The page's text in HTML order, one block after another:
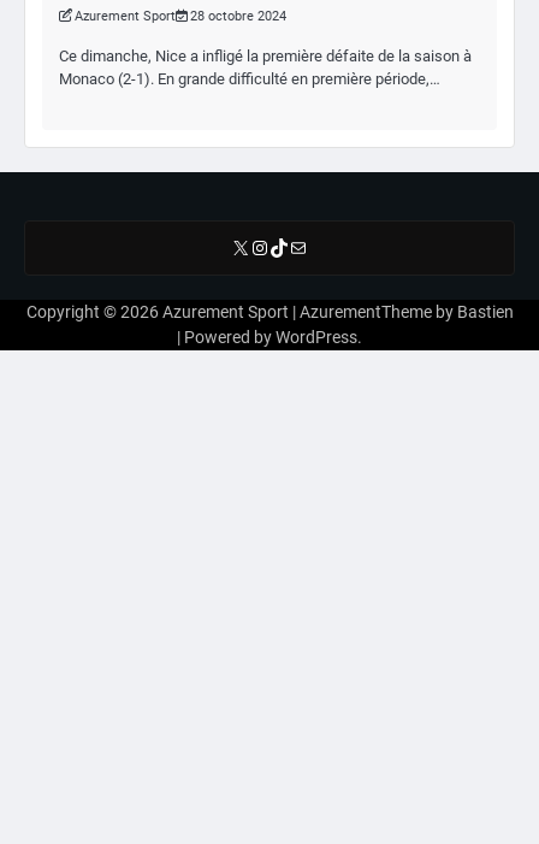
Azurement Sport 28 octobre 2024
Ce dimanche, Nice a infligé la première défaite de la saison à
Monaco (2-1). En grande difficulté en première période,…
X Instagram
TikTok
E-mail
Copyright © 2026Azurement Sport | AzurementTheme by Bastien
| Powered byWordPress.